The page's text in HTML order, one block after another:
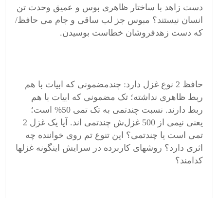
دست زاهد با ساختار ظاهری بوس و عمیق وحدت تن
انسان نیستند؟ مبوس جز لب ساقی و جام می حافظ/
که دست زهدفروشان خطاست بوسیدن.
حافظ 2 نوع غزل دارد: چندمضمونی که ابیات با هم
ربط ظاهری نداشته؛ تک مضمونی که ابیات با هم
ربط دارند. نسبت چندتمی به تک تمی 50% است؛
یعنی نیمی از 500 غزل‌ش چندتمی اند. آیا یک غزل 2
تمی است یا چندتمی؟ این تنوع تم روی خواننده چه
اثری دارد؟ روشهای کاربرده در سرایش اینگونه غزلها
کدامند؟